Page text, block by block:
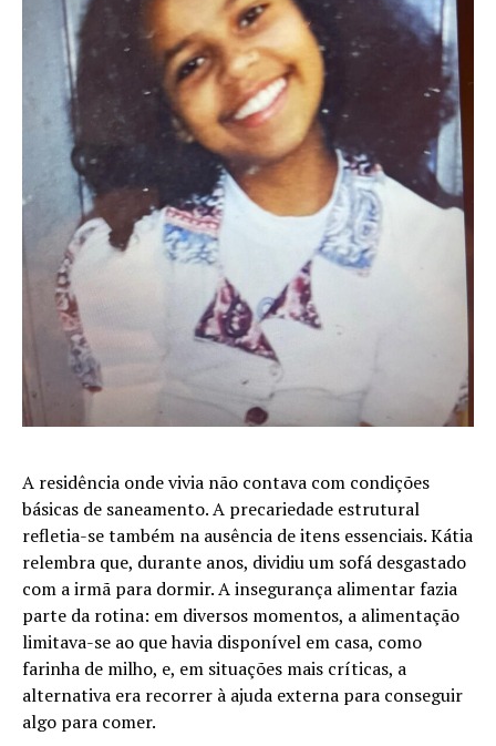
A residência onde vivia não contava com condições
básicas de saneamento. A precariedade estrutural
refletia-se também na ausência de itens essenciais. Kátia
relembra que, durante anos, dividiu um sofá desgastado
com a irmã para dormir. A insegurança alimentar fazia
parte da rotina: em diversos momentos, a alimentação
limitava-se ao que havia disponível em casa, como
farinha de milho, e, em situações mais críticas, a
alternativa era recorrer à ajuda externa para conseguir
algo para comer.